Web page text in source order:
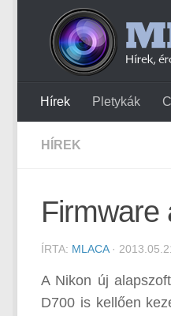
Hírek Pletykák
HÍREK
Firmware
ÍRTA: MLACA·
A Nikon új
D700 is kellően